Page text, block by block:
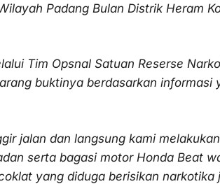
Padang Bulan Distrik Heram
Tim Opsnal Satuan Reserse
buktinya berdasarkan informasi
jalan dan langsung kami
serta bagasi motor Honda Beat
yang diduga berisikan narkotika